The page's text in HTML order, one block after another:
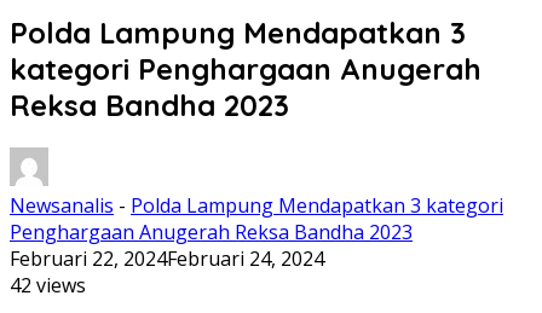
Polda Lampung Mendapatkan 3
kategori Penghargaan Anugerah
Reksa Bandha 2023
Newsanalis - Polda Lampung Mendapatkan 3 kategori
Penghargaan Anugerah Reksa Bandha 2023
Februari 22, 2024Februari 24, 2024
42 views